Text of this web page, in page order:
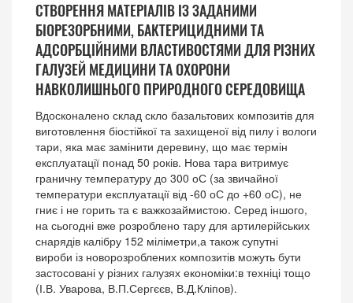
СТВОРЕННЯ МАТЕРІАЛІВ ІЗ ЗАДАНИМИ
БІОРЕЗОРБНИМИ, БАКТЕРИЦИДНИМИ ТА
АДСОРБЦІЙНИМИ ВЛАСТИВОСТЯМИ ДЛЯ РІЗНИХ
ГАЛУЗЕЙ МЕДИЦИНИ ТА ОХОРОНИ
НАВКОЛИШНЬОГО ПРИРОДНОГО СЕРЕДОВИЩА
Вдосконалено склад скло базальтових композитів для
виготовлення біостійкої та захищеної від пилу і вологи
тари, яка має замінити деревину, що має термін
експлуатації понад 50 років. Нова тара витримує
граничну температуру до 300 оС (за звичайної
температури експлуатації від -60 оС до +60 оС), не
гниє і не горить та є важкозаймистою. Серед іншого,
на сьогодні вже розроблено тару для артилерійських
снарядів калібру 152 міліметри,а також супутні
вироби із новорозроблених композитів можуть бути
застосовані у різних галузях економіки:в техніці тощо
(І.В. Уварова, В.П.Сергєєв, В.Д.Кліпов).